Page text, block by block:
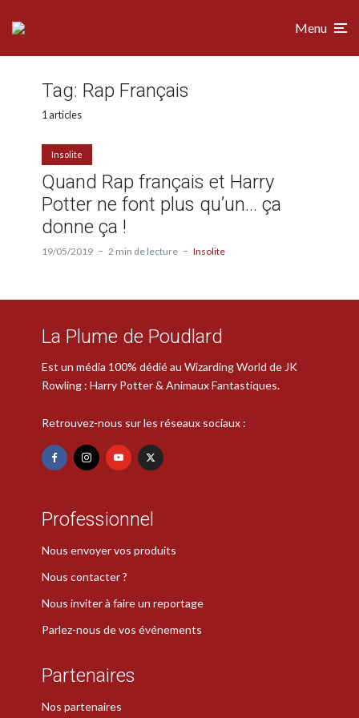
Menu
Tag: Rap Français
1 articles
Insolite
Quand Rap français et Harry
Potter ne font plus qu’un… ça
donne ça !
19/05/2019 2 min de lecture Insolite
La Plume de Poudlard
Est un média 100% dédié au Wizarding World de JK
Rowling : Harry Potter & Animaux Fantastiques.
Retrouvez-nous sur les réseaux sociaux :
Professionnel
Nous envoyer vos produits
Nous contacter ?
Nous inviter à faire un reportage
Parlez-nous de vos événements
Partenaires
Nos partenaires